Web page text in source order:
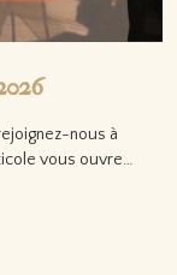
nous à
vous ouvre…